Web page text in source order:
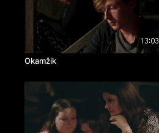
13:03
Okamžik